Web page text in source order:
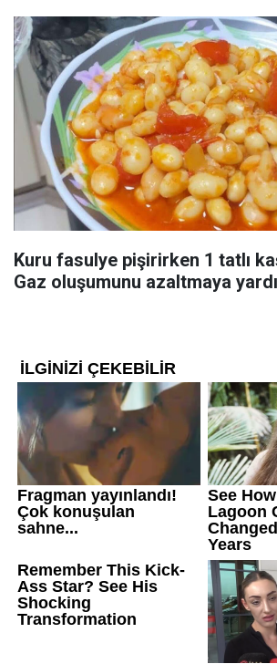
Kuru fasulye pişirirken 1 tatlı
Gaz oluşumunu azaltmaya